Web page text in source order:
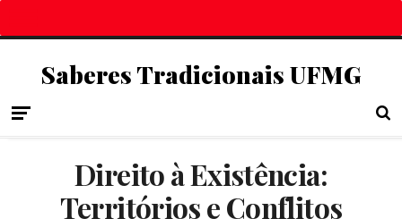
Saberes Tradicionais UFMG
Direito à Existência:
Territórios e Conflitos